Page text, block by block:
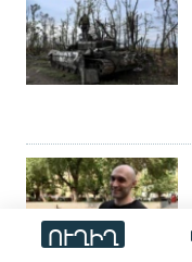
ՈՒՂԻՂ